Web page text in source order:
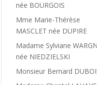
née BOURGOIS
Mme Marie-Thérèse
MASCLET née DUPIRE
Madame Sylviane
née NIEDZIELSKI
Monsieur Bernard